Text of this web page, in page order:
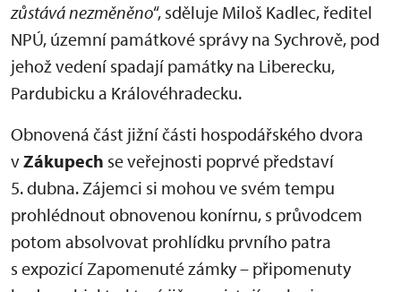
zůstává nezměněno“, sděluje Miloš Kadlec, ředitel
NPÚ, územní památkové správy na Sychrově, pod
jehož vedení spadají památky na Liberecku,
Pardubicku a Královéhradecku.
Obnovená část jižní části hospodářského dvora
vZákupech se veřejnosti poprvé představí
5. dubna. Zájemci si mohou ve svém tempu
prohlédnout obnovenou konírnu, s průvodcem
potom absolvovat prohlídku prvního patra
s expozicí Zapomenuté zámky – připomenuty